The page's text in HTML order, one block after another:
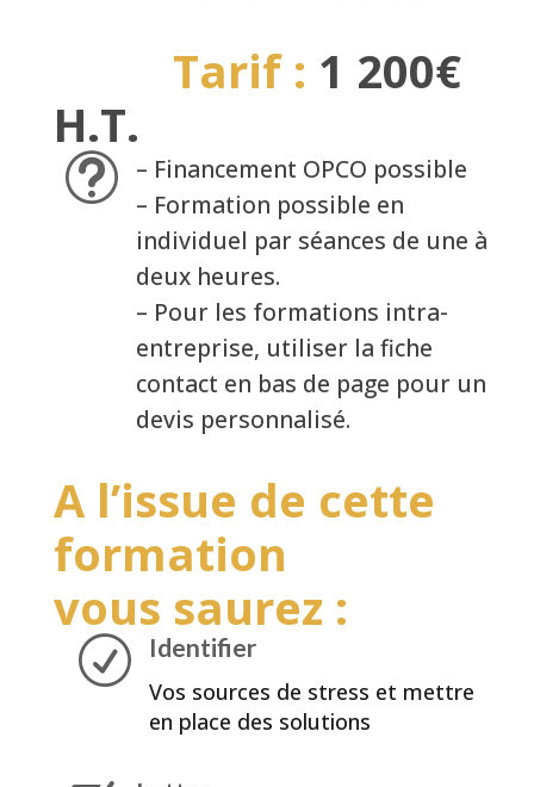
Tarif : 1 200€
H.T.
t
– Financement OPCO possible
– Formation possible en
individuel par séances de une à
deux heures.
– Pour les formations intra-
entreprise, utiliser la fiche
contact en bas de page pour un
devis personnalisé.
A l’issue de cette
formation
vous saurez :
R Identifier
Vos sources de stress et mettre
en place des solutions